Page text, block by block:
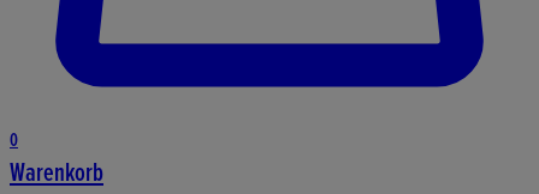
0
Warenkorb